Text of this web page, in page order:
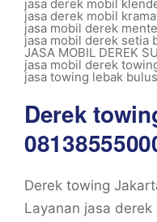
jasa derek mobil
jasa derek mobil
jasa mobil derek
jasa mobil derek setia
JASA MOBIL DEREK
jasa mobil derek
jasa towing lebak bulus
Derek
Derek towing
Layanan jasa